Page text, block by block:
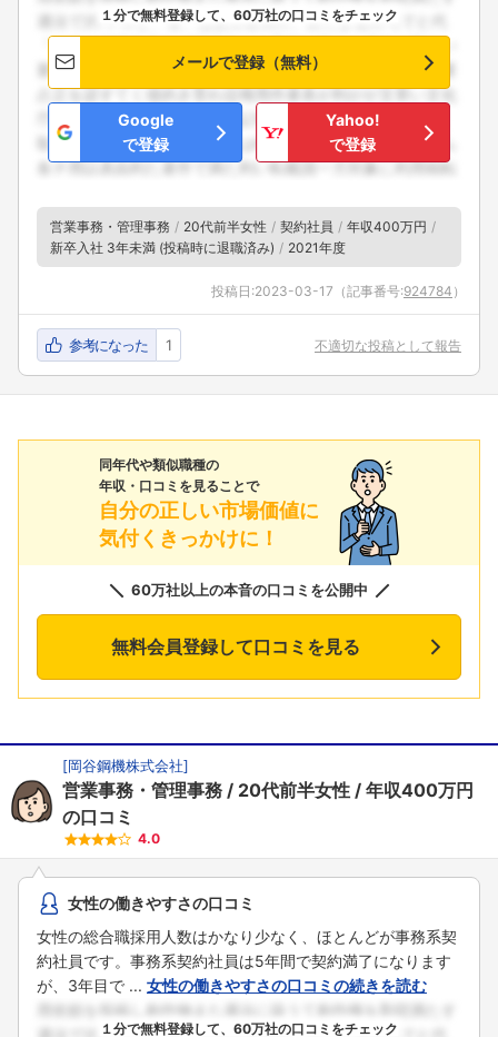
１分で無料登録して、60万社の口コミをチェック
メールで登録（無料）
Google
で登録
Yahoo!
で登録
営業事務・管理事務 20代前半女性 契約社員
年収400万円
新卒入社 3年未満 (投稿時に退職済み)
2021年度
投稿日:2023-03-17 （記事番号:924784 ）
参考になった 1 不適切な投稿として報告
同年代や類似職種の
年収・口コミを見ることで
自分の正しい市場価値に
気付くきっかけに！
60万社以上の本音の口コミを公開中
無料会員登録して口コミを見る
[岡谷鋼機株式会社]
営業事務・管理事務 20代前半女性
年収400万円
の口コミ
4.0
女性の働きやすさの口コミ
女性の総合職採用人数はかなり少なく、ほとんどが事務系契
約社員です。事務系契約社員は5年間で契約満了になります
が、3年目で ... 女性の働きやすさの口コミの続きを読む
１分で無料登録して、60万社の口コミをチェック